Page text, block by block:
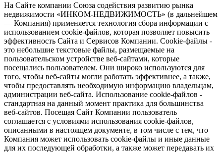
На Сайте компании Союза содействия развитию рынка
недвижимости «ИНКОМ-НЕДВИЖИМОСТЬ» (в дальнейшем
— Компания) применяется технология сбора информации с
использованием cookie-файлов, которая позволяет повысить
эффективность Сайта и Сервисов Компании. Сookie-файлы -
это небольшие текстовые файлы, размещаемые на
пользовательском устройстве веб-сайтами, которые
посещались пользователем. Они широко используются для
того, чтобы веб-сайты могли работать эффективнее, а также,
чтобы предоставлять необходимую информацию владельцам,
администрации веб-сайта. Использование cookie-файлов -
стандартная на данный момент практика для большинства
веб-сайтов. Посещая Сайт Компании пользователь
соглашается с условиями использования cookie-файлов,
описанными в настоящем документе, в том числе с тем, что
Компания может использовать cookie-файлы и иные данные
для их последующей обработки, а также может передавать их